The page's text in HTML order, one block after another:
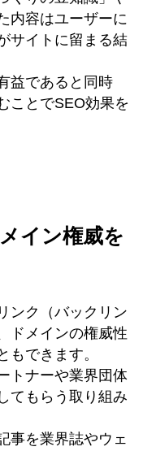
内容はユーザーに
サイトに留まる結
益であると同時
ことでSEO効果を
イン権威を
ンク（バックリン
ドメインの権威性
もできます。
トナーや業界団体
てもらう取り組み
事を業界誌やウェ